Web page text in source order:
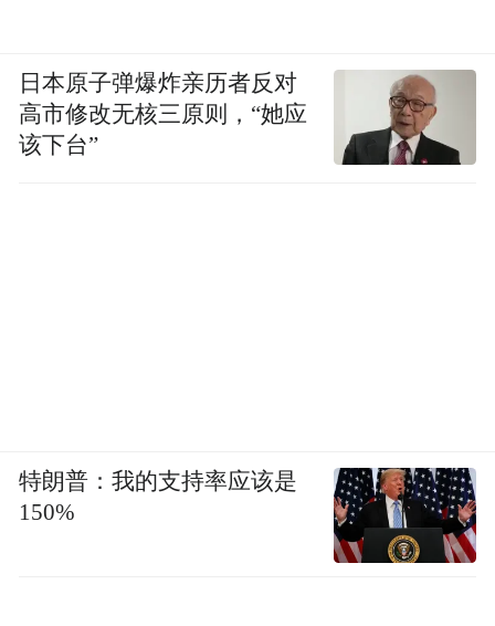
日本原子弹爆炸亲历者反对
高市修改无核三原则，“她应
该下台”
特朗普：我的支持率应该是
150%